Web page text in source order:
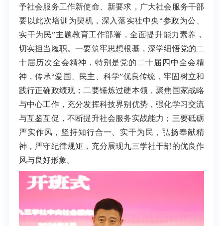
予社会服务工作新使命、新要求，广大社会服务干部
要以此次培训为契机，深入落实社中央“参政为公、
实干为民”主题教育工作部署，全面提升能力素养，
切实担当履职。一要筑牢思想根基，深学细悟党的二
十届历次全会精神，特别是党的二十届四中全会精
神，传承“爱国、民主、科学”优良传统，牢固树立和
践行正确政绩观；二要锤炼过硬本领，聚焦国家战略
与中心工作，充分发挥科技界别优势，强化学习交流
与互鉴互促，不断提升社会服务实战能力；三要砥砺
严实作风，坚持知行合一、实干为民，弘扬奉献精
神，严守纪律规矩，充分展现九三学社干部的优良作
风与良好形象。